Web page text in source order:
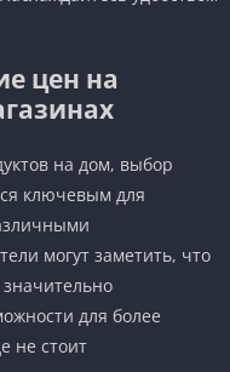
цен на
на дом, выбор
ключевым для
могут заметить, что
для более
не стоит